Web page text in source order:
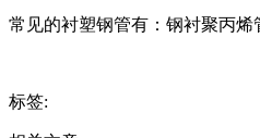
常见的衬塑钢管有：钢衬聚丙烯
标签: